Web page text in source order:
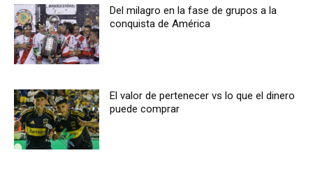
Del milagro en la fase de grupos a la
conquista de América
El valor de pertenecer vs lo que el dinero
puede comprar